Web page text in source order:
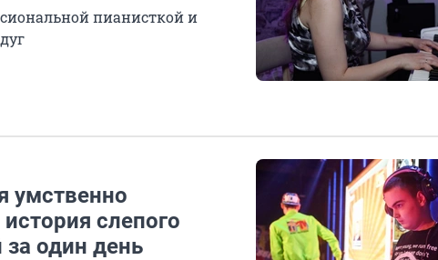
пианисткой и
умственно
слепого
один день